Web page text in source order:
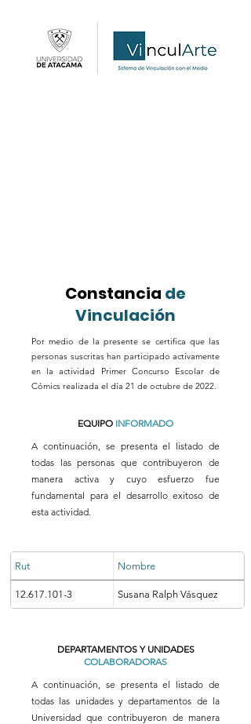
Constancia de
Vinculación
Por medio de la presente se certifica que las
personas suscritas han participado activamente
en la actividad Primer Concurso Escolar de
Cómics realizada el día 21 de octubre de 2022.
EQUIPO INFORMADO
A continuación, se presenta el listado de
todas las personas que contribuyeron de
manera activa y cuyo esfuerzo fue
fundamental para el desarrollo exitoso de
esta actividad.
Rut Nombre
12.617.101-3 Susana Ralph Vásquez
DEPARTAMENTOS Y UNIDADES
COLABORADORAS
A continuación, se presenta el listado de
todas las unidades y departamentos de la
Universidad que contribuyeron de manera